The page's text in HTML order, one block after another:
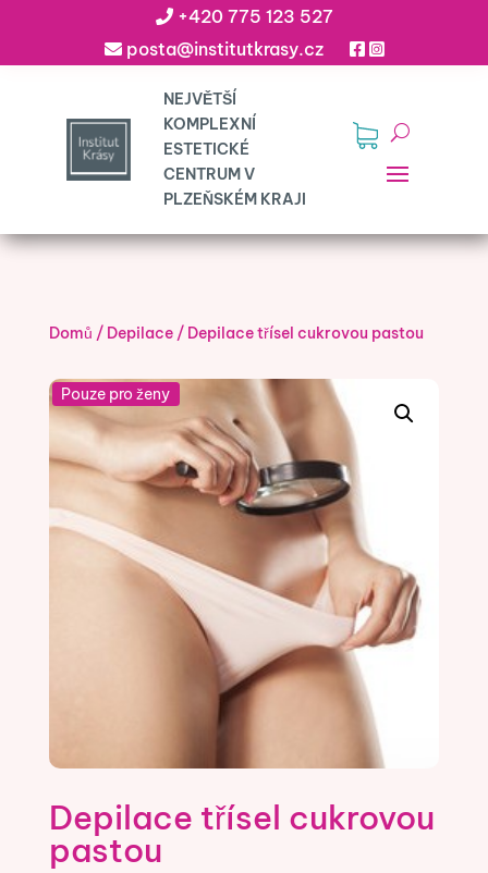
+420 775 123 527
posta@institutkrasy.cz
Domů / Depilace/ Depilace třísel cukrovou pastou
Pouze pro ženy
Depilace třísel cukrovou
pastou